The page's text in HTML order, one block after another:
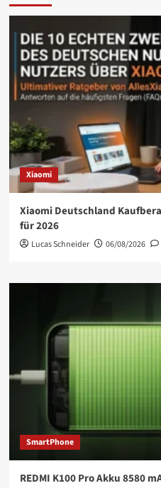
Xiaomi
Xiaomi Deutschland
für 2026
Lucas Schneider 06/08/2026
SmartPhone
REDMI K100 Pro Akku 8580